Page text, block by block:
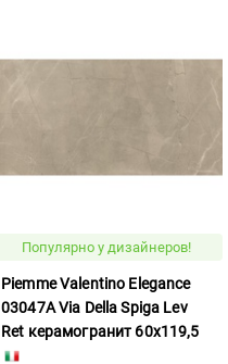
Популярно у дизайнеров!
Piemme Valentino Elegance
03047A Via Della Spiga Lev
Ret керамогранит 60x119,5